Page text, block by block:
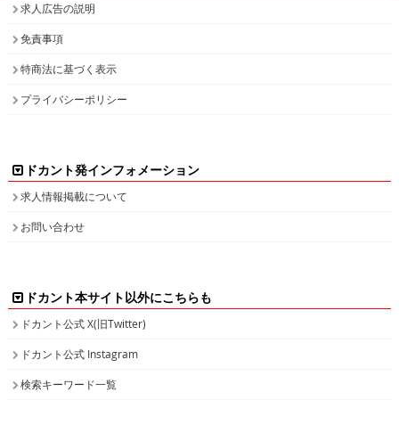
求人広告の説明
免責事項
特商法に基づく表示
プライバシーポリシー
ドカント発インフォメーション
求人情報掲載について
お問い合わせ
ドカント本サイト以外にこちらも
ドカント公式 X(旧Twitter)
ドカント公式 Instagram
検索キーワード一覧